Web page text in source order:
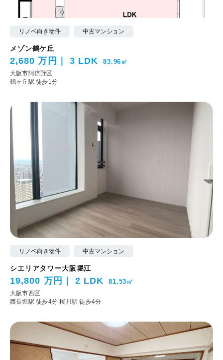
リノベ向き物件 中古マンション
メゾン鶴ケ丘
2,680 万円 3 LDK 83.96㎡
大阪市阿倍野区
鶴ヶ丘駅 徒歩1分
リノベ向き物件 中古マンション
シエリアタワー大阪堀江
19,800 万円 2 LDK 81.53㎡
大阪市西区
西長堀駅 徒歩4分桜川駅 徒歩4分